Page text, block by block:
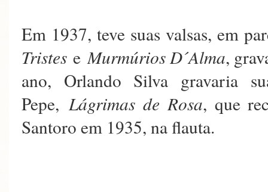
Em 1937, teve suas valsas, em
Tristes eMurmúrios D´Alma,
ano, Orlando Silva gravaria
Pepe, Lágrimas de Rosa, que
Santoro em 1935, na flauta.